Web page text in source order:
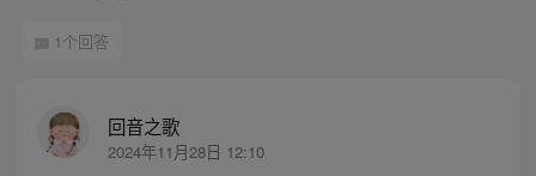
1个回答
回音之歌
2024年11月28日 12:10